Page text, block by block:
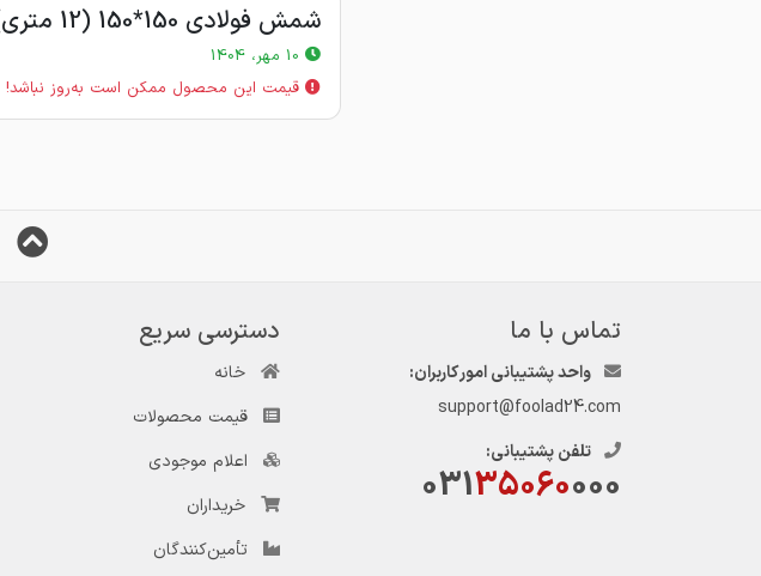
شمش فولادی 150*150 (12 متری) 5SP
قیمت این محصول ممکن است به‌روز نباشد!
تماس با ما
واحد پشتیبانی امور کاربران:
support@foolad24.com
تلفن پشتیبانی:
03135060000
دسترسی سریع
خانه
قیمت محصولات
اعلام موجودی
خریداران
تأمین‌کنندگان